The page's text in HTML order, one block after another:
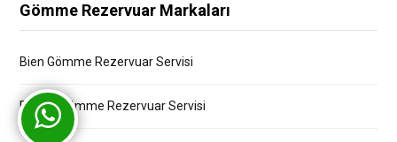
Gömme Rezervuar Markaları
Bien Gömme Rezervuar Servisi
Bocchi Gömme Rezervuar Servisi